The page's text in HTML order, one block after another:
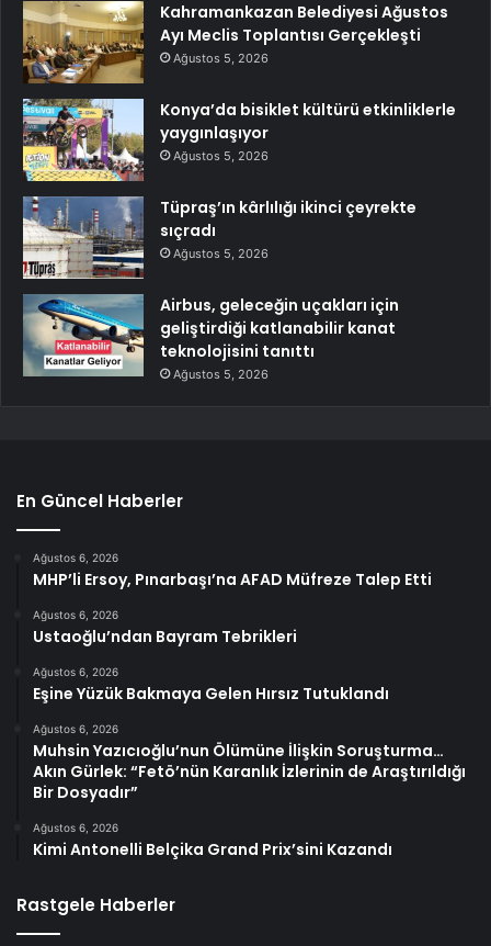
Kahramankazan Belediyesi Ağustos
Ayı Meclis Toplantısı Gerçekleşti
Ağustos 5, 2026
Konya’da bisiklet kültürü etkinliklerle
yaygınlaşıyor
Ağustos 5, 2026
Tüpraş’ın kârlılığı ikinci çeyrekte
sıçradı
Ağustos 5, 2026
Airbus, geleceğin uçakları için
geliştirdiği katlanabilir kanat
teknolojisini tanıttı
Ağustos 5, 2026
En Güncel Haberler
Ağustos 6, 2026
MHP’li Ersoy, Pınarbaşı’na AFAD Müfreze Talep Etti
Ağustos 6, 2026
Ustaoğlu’ndan Bayram Tebrikleri
Ağustos 6, 2026
Eşine Yüzük Bakmaya Gelen Hırsız Tutuklandı
Ağustos 6, 2026
Muhsin Yazıcıoğlu’nun Ölümüne İlişkin Soruşturma…
Akın Gürlek: “Fetö’nün Karanlık İzlerinin de Araştırıldığı
Bir Dosyadır”
Ağustos 6, 2026
Kimi Antonelli Belçika Grand Prix’sini Kazandı
Rastgele Haberler